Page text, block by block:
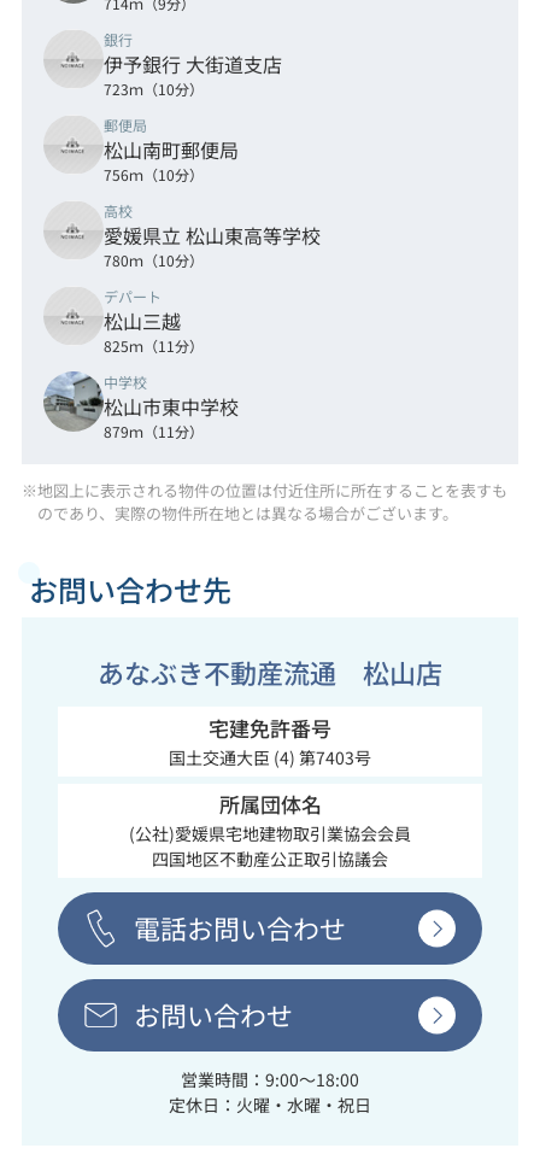
銀行
伊予銀行 大街道支店
723ｍ（10分）
郵便局
松山南町郵便局
756ｍ（10分）
高校
愛媛県立 松山東高等学校
780ｍ（10分）
デパート
松山三越
825ｍ（11分）
中学校
松山市東中学校
879ｍ（11分）
※地図上に表示される物件の位置は付近住所に所在することを表すも
のであり、実際の物件所在地とは異なる場合がございます。
お問い合わせ先
あなぶき不動産流通 松山店
宅建免許番号
国土交通大臣 (4) 第7403号
所属団体名
(公社)愛媛県宅地建物取引業協会会員
四国地区不動産公正取引協議会
電話お問い合わせ
お問い合わせ
営業時間：9:00～18:00
定休日：火曜・水曜・祝日